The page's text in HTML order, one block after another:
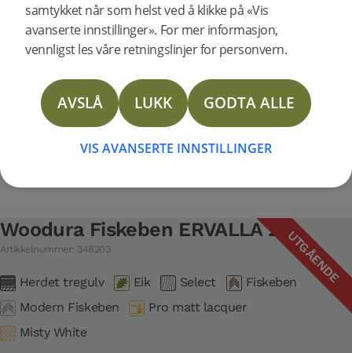
samtykket når som helst ved å klikke på «Vis
avanserte innstillinger». For mer informasjon,
vennligst les våre retningslinjer for personvern.
AVSLÅ LUKK GODTA ALLE
VIS AVANSERTE INNSTILLINGER
Leggeanvisning
Installation instructions with border
Vedlikeholdsinstruks
TDS Woodura Herringbone 2.0 & 3.0
UTGÅENDE
Woodura Fiskeben ERVALLA 2.0
Artikkelnummer: 348203
Herdet tregulv Eik Select
Fiskeben
Modern Fiskeben
Pro matt lacquer
Misty White